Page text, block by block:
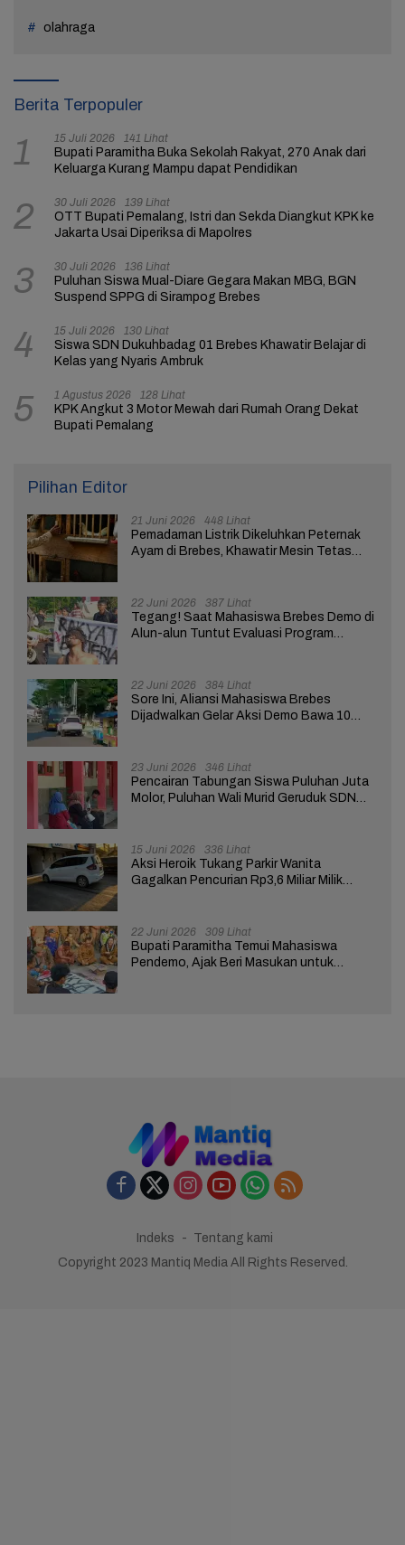
olahraga
Berita Terpopuler
1 15 Juli 2026 141 Lihat
Bupati Paramitha Buka Sekolah Rakyat, 270 Anak dari
Keluarga Kurang Mampu dapat Pendidikan
2 30 Juli 2026 139 Lihat
OTT Bupati Pemalang, Istri dan Sekda Diangkut KPK ke
Jakarta Usai Diperiksa di Mapolres
3 30 Juli 2026 136 Lihat
Puluhan Siswa Mual-Diare Gegara Makan MBG, BGN
Suspend SPPG di Sirampog Brebes
4 15 Juli 2026 130 Lihat
Siswa SDN Dukuhbadag 01 Brebes Khawatir Belajar di
Kelas yang Nyaris Ambruk
5 1 Agustus 2026 128 Lihat
KPK Angkut 3 Motor Mewah dari Rumah Orang Dekat
Bupati Pemalang
Pilihan Editor
21 Juni 2026 448 Lihat
Pemadaman Listrik Dikeluhkan Peternak
Ayam di Brebes, Khawatir Mesin Tetas
22 Juni 2026 387 Lihat
Tegang! Saat Mahasiswa Brebes Demo di
Alun-alun Tuntut Evaluasi Program
22 Juni 2026 384 Lihat
Sore Ini, Aliansi Mahasiswa Brebes
Dijadwalkan Gelar Aksi Demo Bawa 10
23 Juni 2026 346 Lihat
Pencairan Tabungan Siswa Puluhan Juta
Molor, Puluhan Wali Murid Geruduk SDN
15 Juni 2026 336 Lihat
Aksi Heroik Tukang Parkir Wanita
Gagalkan Pencurian Rp3,6 Miliar Milik
22 Juni 2026 309 Lihat
Bupati Paramitha Temui Mahasiswa
Pendemo, Ajak Beri Masukan untuk
Indeks
Tentang kami
Copyright 2023 Mantiq Media All Rights Reserved.